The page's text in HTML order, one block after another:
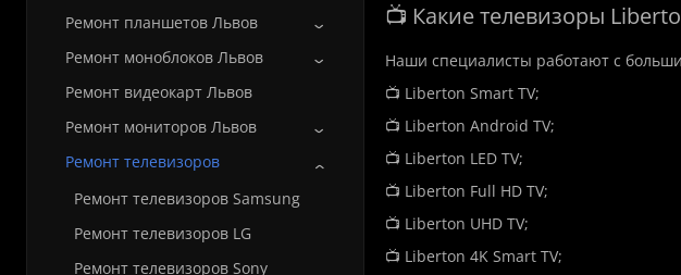
Ремонт планшетов Львов
Ремонт моноблоков Львов
Ремонт видеокарт Львов
Ремонт мониторов Львов
Ремонт телевизоров
Ремонт телевизоров Samsung
Ремонт телевизоров LG
Ремонт телевизоров Sony
📺 Какие телевизоры
Наши специалисты работают с
📺 Liberton Smart TV;
📺 Liberton Android TV;
📺 Liberton LED TV;
📺 Liberton Full HD TV;
📺 Liberton UHD TV;
📺 Liberton 4K Smart TV;